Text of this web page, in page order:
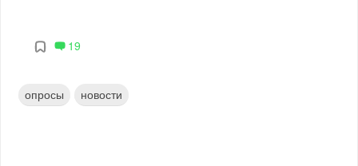
19
опросы новости